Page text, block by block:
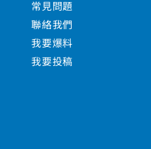
常見問題
聯絡我們
我要爆料
我要投稿